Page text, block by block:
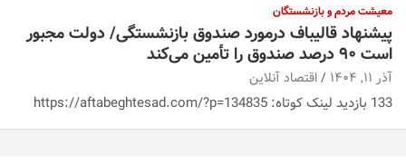
معیشت مردم و بازنشستگان
پیشنهاد قالیباف درمورد صندوق بازنشستگی/ دولت مجبور
است ۹۰ درصد صندوق را تأمین می‌کند
آذر ۱۱, ۱۴۰۴ اقتصاد آنلاین
133 بازدید لینک کوتاه: https://aftabeghtesad.com/?p=134835